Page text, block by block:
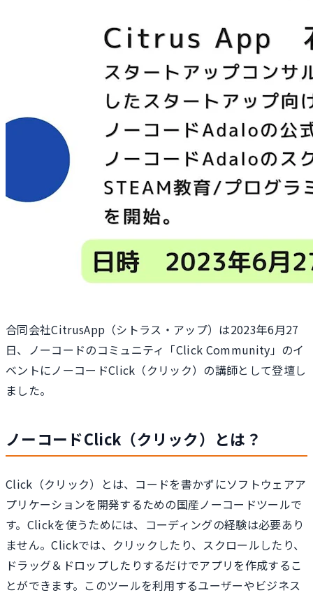
合同会社CitrusApp（シトラス・アップ）は2023年6月27
日、ノーコードのコミュニティ「Click Community」のイ
ベントにノーコードClick（クリック）の講師として登壇し
ました。
ノーコードClick（クリック）とは？
Click（クリック）とは、コードを書かずにソフトウェアア
プリケーションを開発するための国産ノーコードツールで
す。Clickを使うためには、コーディングの経験は必要あり
ません。Clickでは、クリックしたり、スクロールしたり、
ドラッグ＆ドロップしたりするだけでアプリを作成するこ
とができます。このツールを利用するユーザーやビジネス